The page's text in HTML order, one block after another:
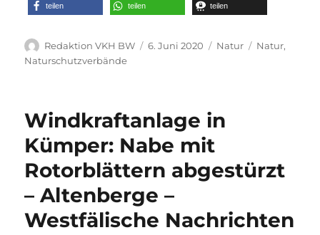
teilen teilen teilen
Autor
Redaktion VKH BW
Veröffentlicht
6. Juni 2020 Kategorien
Natur Schlagwörter
Natur,
Naturschutzverbände
Windkraftanlage in
Kümper: Nabe mit
Rotorblättern abgestürzt
– Altenberge –
Westfälische Nachrichten